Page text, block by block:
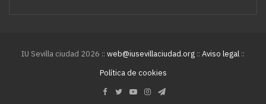
IU Sevilla ciudad 2026 :: web@iusevillaciudad.org :: Aviso legal ::
Política de cookies
Facebook
TwitterYouTubeInstagram
Telegram